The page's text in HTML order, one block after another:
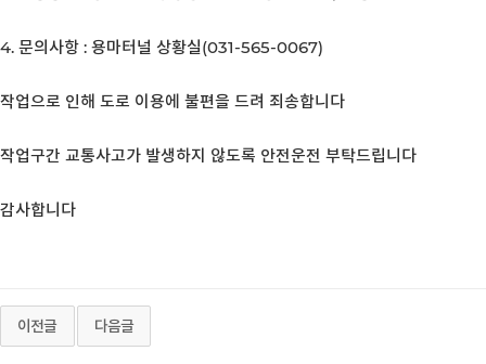
4. 문의사항 : 용마터널 상황실(031-565-0067)
작업으로 인해 도로 이용에 불편을 드려 죄송합니다
작업구간 교통사고가 발생하지 않도록 안전운전 부탁드립니다
감사합니다
이전글 다음글